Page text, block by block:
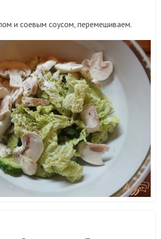
и соевым соусом, перемешиваем.